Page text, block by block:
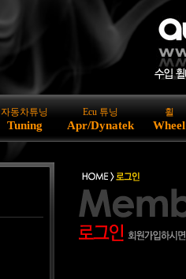
자동차튜닝
Tuning
Ecu 튜닝
Apr/Dynatek
휠
Wheel